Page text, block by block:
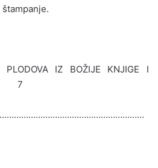
PLODOVA IZ BOŽIJE KNJIGE I
7